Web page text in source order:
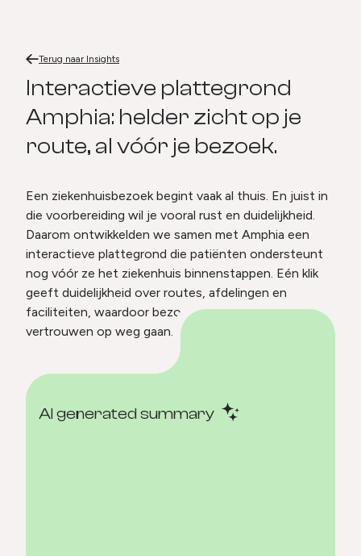
Terug naarHome
Terug naar Insights
Interactieve plattegrond Amphia: helder zicht op je route, al vóór je bezoek.
Interactieve plattegrond
Interactieve plattegrond
Amphia: helder zicht op je
route, al vóór je bezoek.
Een ziekenhuisbezoek begint vaak al thuis. En juist in
die voorbereiding wil je vooral rust en duidelijkheid.
Daarom ontwikkelden we samen met Amphia een
interactieve plattegrond die patiënten ondersteunt
nog vóór ze het ziekenhuis binnenstappen. Eén klik
geeft duidelijkheid over routes, afdelingen en
faciliteiten, waardoor bezoekers met meer rust en
vertrouwen op weg gaan.
AI generated summary